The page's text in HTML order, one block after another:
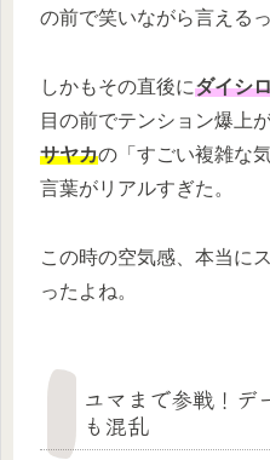
の前で笑いながら言える
しかもその直後にダイシ
目の前でテンション爆上
サヤカの「すごい複雑な
言葉がリアルすぎた。
この時の空気感、本当に
ったよね。
ユマまで参戦！デ
も混乱